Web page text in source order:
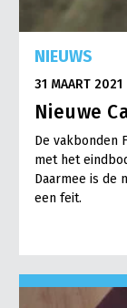
Bestuur en
Medewerkers
Vacatures
Pers
Contact
NIEUWS
31 MAART 2021
Nieuwe
De vakbonden
met het
Daarmee is de
een feit.